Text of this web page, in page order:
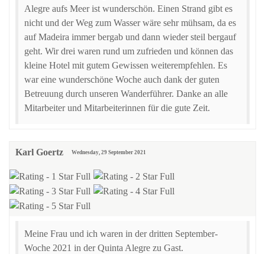
Alegre aufs Meer ist wunderschön. Einen Strand gibt es
nicht und der Weg zum Wasser wäre sehr mühsam, da es
auf Madeira immer bergab und dann wieder steil bergauf
geht. Wir drei waren rund um zufrieden und können das
kleine Hotel mit gutem Gewissen weiterempfehlen. Es
war eine wunderschöne Woche auch dank der guten
Betreuung durch unseren Wanderführer. Danke an alle
Mitarbeiter und Mitarbeiterinnen für die gute Zeit.
Karl Goertz Wednesday, 29 September 2021
Meine Frau und ich waren in der dritten September-
Woche 2021 in der Quinta Alegre zu Gast.